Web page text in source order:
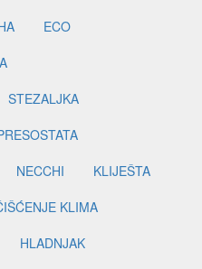
ECO
STEZALJKA
NECCHI
KLIJEŠTA
KLIMA
HLADNJAK